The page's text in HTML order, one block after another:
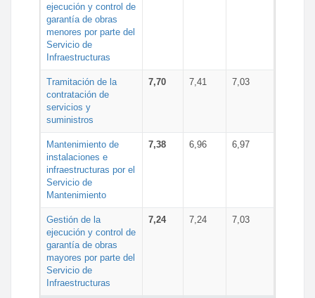
ejecución y control de
garantía de obras
menores por parte del
Servicio de
Infraestructuras
Tramitación de la
contratación de
servicios y
suministros
7,70 7,41 7,03
Mantenimiento de
instalaciones e
infraestructuras por el
Servicio de
Mantenimiento
7,38 6,96 6,97
Gestión de la
ejecución y control de
garantía de obras
mayores por parte del
Servicio de
Infraestructuras
7,24 7,24 7,03